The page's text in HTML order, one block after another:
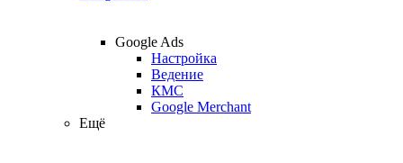
Google Ads
Настройка
Ведение
КМС
Google Merchant
Ещё